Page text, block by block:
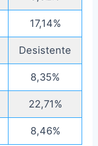
17,14%
Desistente
8,35%
22,71%
8,46%